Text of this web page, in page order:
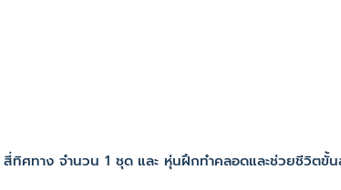
ศทาง จำนวน 1 ชุด และ หุ่นฝึกทำคลอดและช่วยชีวิตขั้